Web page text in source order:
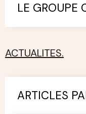
LE GROUPE
ACTUALITES.
ARTICLES